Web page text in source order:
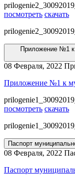
посмотреть скачать
Приложение №1 к
08 Февраля, 2022
Приложение №1 к
посмотреть скачать
Паспорт
08 Февраля, 2022
Паспорт